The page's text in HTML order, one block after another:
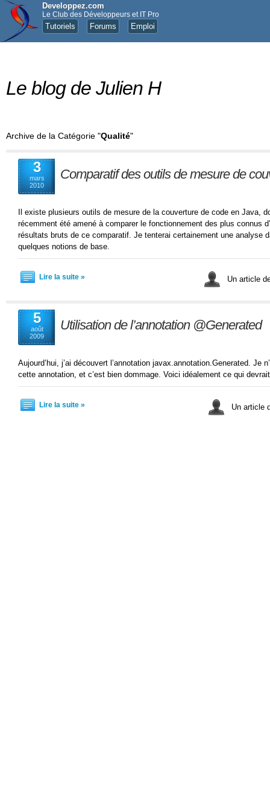
Developpez.com
Le Club des Développeurs et IT Pro
Tutoriels Forums Emploi
Le blog de Julien H
Archive de la Catégorie "Qualité"
3
mars
2010
Comparatif des outils de mesure de
Il existe plusieurs outils de mesure de la couverture de code en Java,
récemment été amené à comparer le fonctionnement des plus connus
résultats bruts de ce comparatif. Je tenterai certainement une analyse
quelques notions de base.
Lire la suite » Un article
5
août
2009
Utilisation de l’annotation @Generated
Aujourd’hui, j’ai découvert l’annotation javax.annotation.Generated. Je
cette annotation, et c’est bien dommage. Voici idéalement ce qui
Lire la suite » Un article